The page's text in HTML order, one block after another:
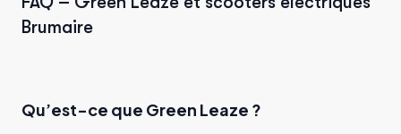
Brumaire
Qu’est-ce que Green Leaze ?